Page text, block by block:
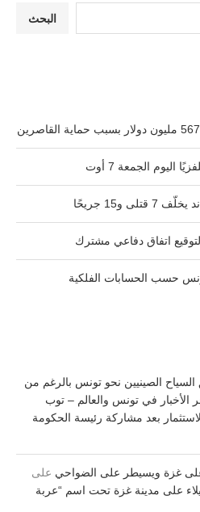
البحث
اليوم الجمعة 7 أوت
و15 جريحًا
اتفاق دفاعي مشترك
الصينيين نحو تونس بالرغم من
الأخبار في تونس والعالم – توب
بعد مشاركة رئيسة الحكومة
على غزة ويسيطر على الضواحي على
على مدينة غزة تحت اسم “عربة